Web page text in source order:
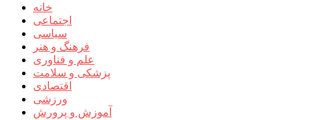
خانه
اجتماعی
سیاسی
فرهنگ و هنر
علم و فناوری
پزشکی و سلامت
اقتصادی
ورزشی
آموزش و پرورش